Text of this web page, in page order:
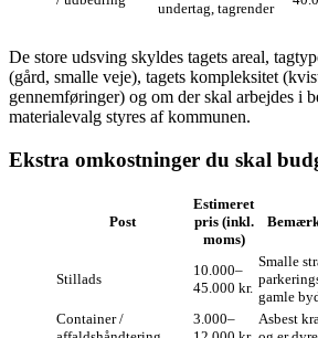
undertag, tagrender
De store udsving skyldes tagets areal,
(gård, smalle veje), tagets kompleksitet
gennemføringer) og om der skal arbejdes i
materialevalg styres af kommunen.
Ekstra omkostninger du skal
Post
Estimeret
pris (inkl.
moms)
Stillads
10.000–
45.000 kr.
Smalle
gamle
Container /
3.000–
Asbest